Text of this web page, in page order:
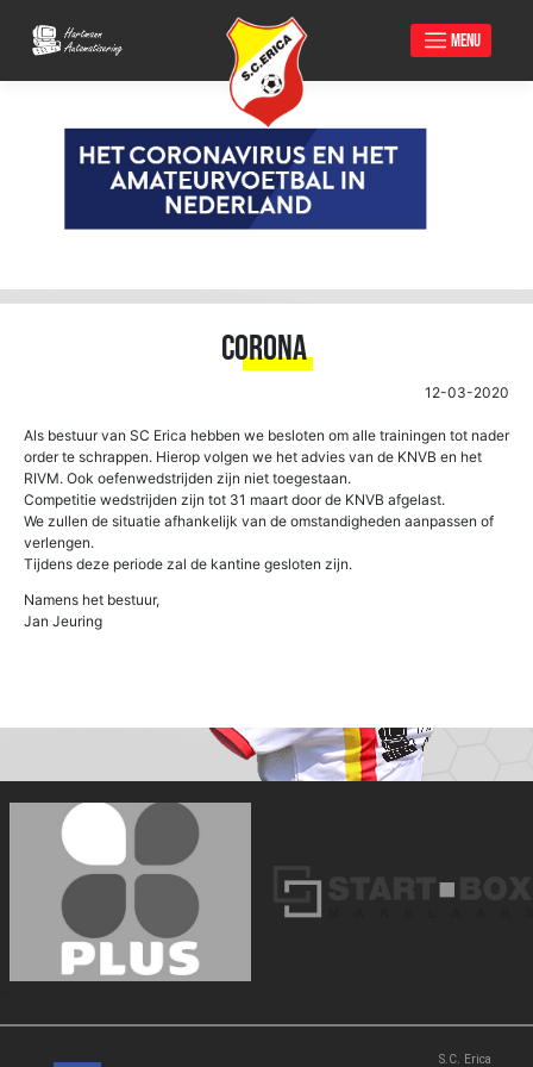
MENU
Corona
12-03-2020
Als bestuur van SC Erica hebben we besloten om alle trainingen tot nader
order te schrappen. Hierop volgen we het advies van de KNVB en het
RIVM. Ook oefenwedstrijden zijn niet toegestaan.
Competitie wedstrijden zijn tot 31 maart door de KNVB afgelast.
We zullen de situatie afhankelijk van de omstandigheden aanpassen of
verlengen.
Tijdens deze periode zal de kantine gesloten zijn.
Namens het bestuur,
Jan Jeuring
S.C. Erica